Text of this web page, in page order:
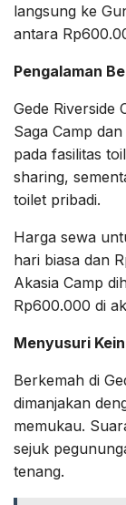
langsung ke
antara
Pengalaman
Gede Riverside
Saga Camp
pada fasilitas
sharing,
toilet pribadi.
Harga sewa
hari biasa dan
Akasia Camp
Rp600.000 di
Menyusuri
Berkemah di
dimanjakan
memukau.
sejuk
tenang.